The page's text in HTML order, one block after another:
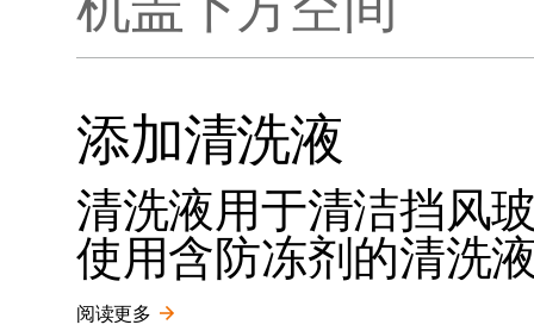
联系我们
探索Polestar 3
公共充电
车主服务
新闻
添加清洗液
清洗液用于清洁挡风
使用含防冻剂的清洗
阅读更多